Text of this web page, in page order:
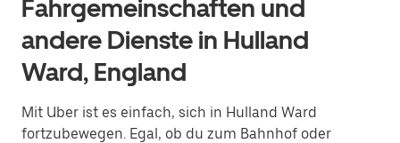
Fahrgemeinschaften und
andere Dienste in Hulland
Ward, England
Mit Uber ist es einfach, sich in Hulland Ward
fortzubewegen. Egal, ob du zum Bahnhof oder